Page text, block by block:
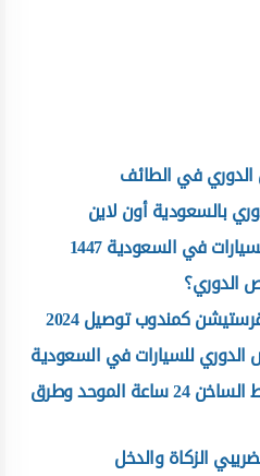
في الطائف
بالسعودية أون لاين
في السعودية 1447
الدوري؟
كمندوب توصيل 2024
للسيارات في السعودية
رقم تابي السعودية الخط الساخن 24 ساعة الموحد وطرق
الزكاة والدخل